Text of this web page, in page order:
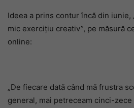
Ideea a prins contur încă din iunie,
mic exercițiu creativ”, pe măsură
online:
„De fiecare dată când mă frustra
general, mai petreceam cinci-